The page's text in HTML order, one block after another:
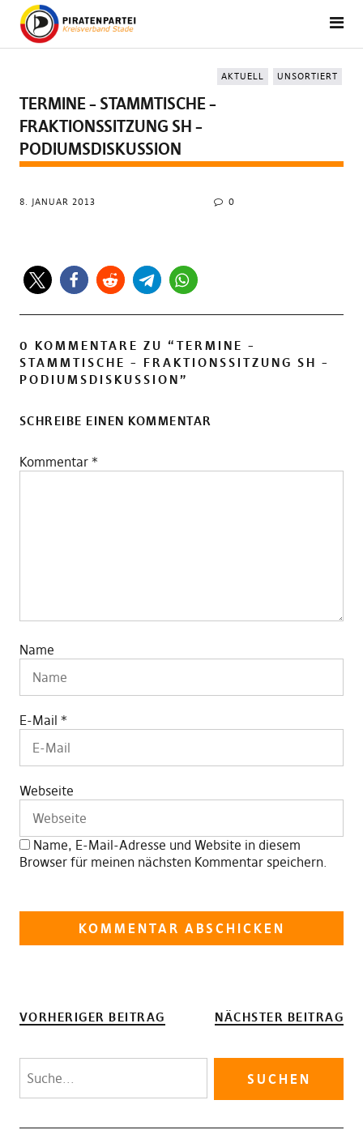
AKTUELL UNSORTIERT
TERMINE – STAMMTISCHE –
FRAKTIONSSITZUNG SH –
PODIUMSDISKUSSION
8. JANUAR 2013 0
0 KOMMENTARE ZU “ TERMINE –
STAMMTISCHE – FRAKTIONSSITZUNG SH –
PODIUMSDISKUSSION”
SCHREIBE EINEN KOMMENTAR
Kommentar *
Name
E-Mail *
Webseite
Name, E-Mail-Adresse und Website in diesem
Browser für meinen nächsten Kommentar speichern.
VORHERIGER BEITRAG NÄCHSTER BEITRAG